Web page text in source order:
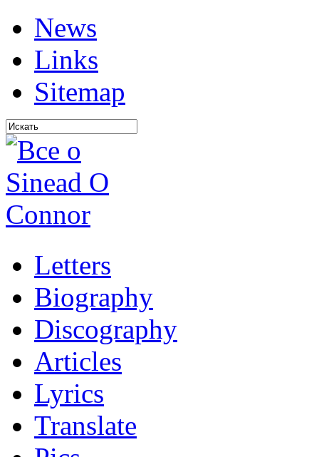
News
Links
Sitemap
Letters
Biography
Discography
Articles
Lyrics
Translate